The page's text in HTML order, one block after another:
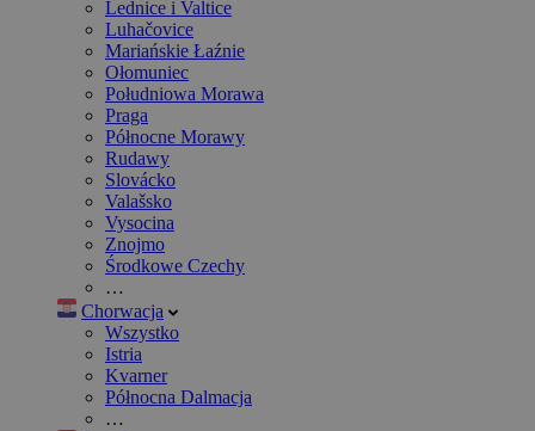
Lednice i Valtice
Luhačovice
Mariańskie Łaźnie
Ołomuniec
Południowa Morawa
Praga
Północne Morawy
Rudawy
Slovácko
Valašsko
Vysocina
Znojmo
Środkowe Czechy
…
Chorwacja
Wszystko
Istria
Kvarner
Północna Dalmacja
…